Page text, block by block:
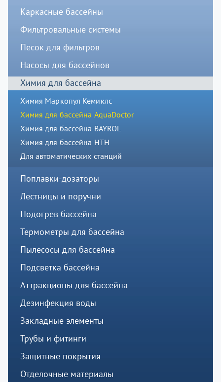
Каркасные бассейны
Фильтровальные системы
Песок для фильтров
Насосы для бассейнов
Химия для бассейна
Химия Маркопул Кемиклс
Химия для бассейна AquaDoctor
Химия для бассейна BAYROL
Химия для бассейна HTH
Для автоматических станций
Поплавки-дозаторы
Лестницы и поручни
Подогрев бассейна
Термометры для бассейна
Пылесосы для бассейна
Подсветка бассейна
Аттракционы для бассейна
Дезинфекция воды
Закладные элементы
Трубы и фитинги
Защитные покрытия
Отделочные материалы